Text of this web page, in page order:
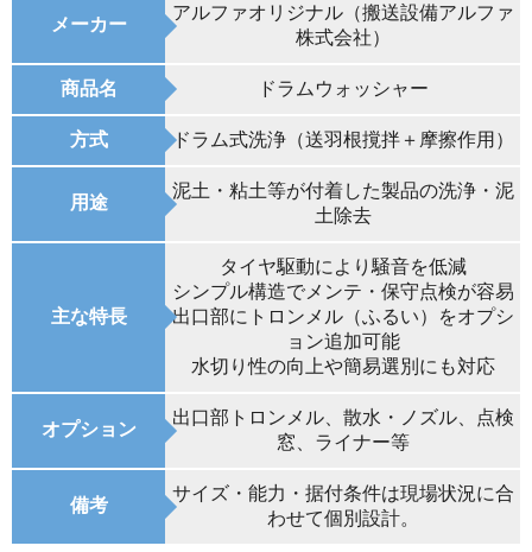
メーカー
アルファオリジナル（搬送設備アルファ
株式会社）
商品名 ドラムウォッシャー
方式 ドラム式洗浄（送羽根撹拌＋摩擦作用）
用途
泥土・粘土等が付着した製品の洗浄・泥
土除去
主な特長
タイヤ駆動により騒音を低減
シンプル構造でメンテ・保守点検が容易
出口部にトロンメル（ふるい）をオプシ
ョン追加可能
水切り性の向上や簡易選別にも対応
オプション
出口部トロンメル、散水・ノズル、点検
窓、ライナー等
備考
サイズ・能力・据付条件は現場状況に合
わせて個別設計。